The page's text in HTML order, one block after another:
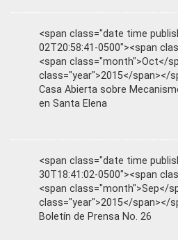
<span class="date time
02T20:58:41-0500"><span
<span class="month">Oct</
class="year">2015</span></
Casa Abierta sobre
en Santa Elena
<span class="date time
30T18:41:02-0500"><span
<span class="month">Sep</
class="year">2015</span></
Boletín de Prensa No. 26